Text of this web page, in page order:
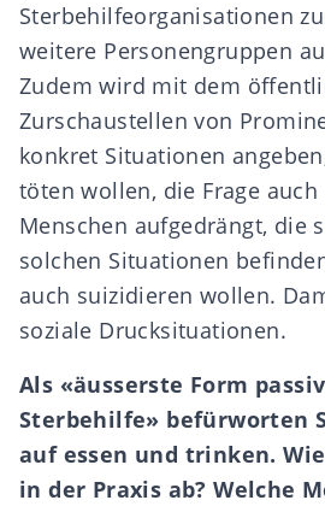
Sterbehilfeorganisationen
weitere Personengruppen
Zudem wird mit dem
Zurschaustellen von
konkret Situationen
töten wollen, die Frage auch
Menschen aufgedrängt, die
solchen Situationen
auch suizidieren wollen.
soziale Drucksituationen.
Als «äusserste Form
Sterbehilfe» befürworten
auf essen und trinken.
in der Praxis ab? Welche